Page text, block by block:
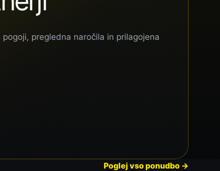
pregledna naročila in prilagojena
Poglej vso ponudbo →